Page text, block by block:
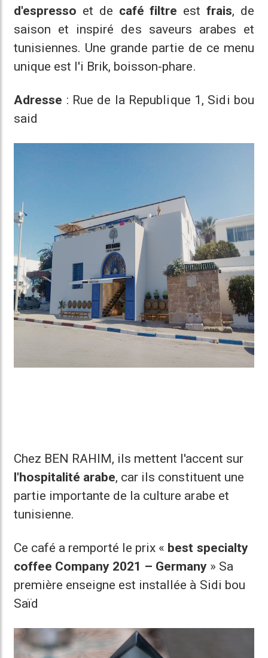
d'espresso et de café filtre estfrais, de
saison et inspiré des saveurs arabes et
tunisiennes. Une grande partie de ce menu
unique est l'i Brik, boisson-phare.
Adresse : Rue de la Republique 1, Sidi bou
said
Chez BEN RAHIM, ils mettent l'accent sur
l'hospitalité arabe, car ils constituent une
partie importante de la culture arabe et
tunisienne.
Ce café a remporté le prix « best specialty
coffee Company 2021 – Germany » Sa
première enseigne est installée à Sidi bou
Saïd